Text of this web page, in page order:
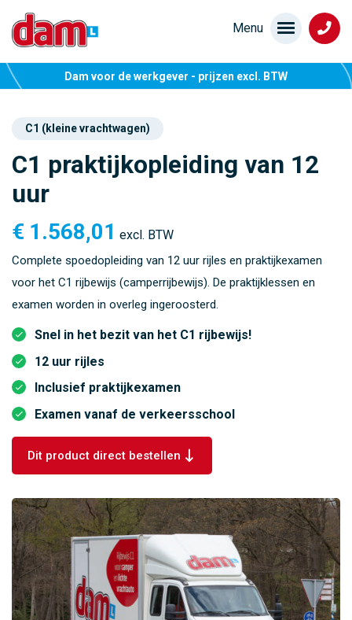
Dam voor de werkgever - prijzen excl. BTW
C1 (kleine vrachtwagen)
C1 praktijkopleiding van 12
uur
€ 1.568,01 excl. BTW
Complete spoedopleiding van 12 uur rijles en praktijkexamen
voor het C1 rijbewijs (camperrijbewijs). De praktijklessen en
examen worden in overleg ingeroosterd.
Snel in het bezit van het C1 rijbewijs!
12 uur rijles
Inclusief praktijkexamen
Examen vanaf de verkeersschool
Dit product direct bestellen